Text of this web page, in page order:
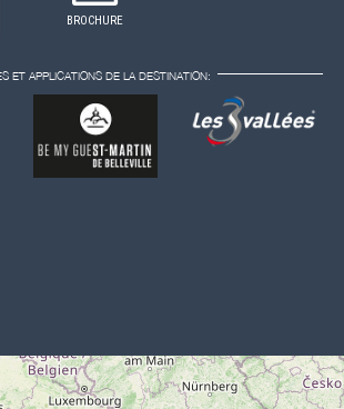
BROCHURE
ET APPLICATIONS DE LA DESTINATION: